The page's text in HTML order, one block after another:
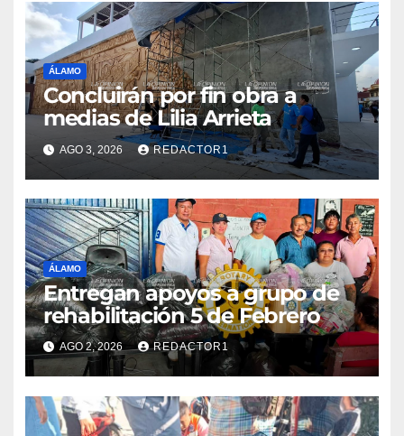
ÁLAMO
Concluirán por fin obra a
medias de Lilia Arrieta
AGO 3, 2026 REDACTOR1
ÁLAMO
Entregan apoyos a grupo de
rehabilitación 5 de Febrero
AGO 2, 2026 REDACTOR1